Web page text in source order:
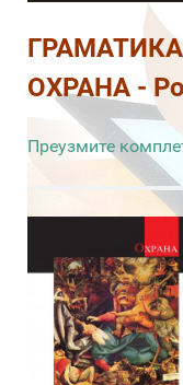
ОХРАНА -
Преузмите